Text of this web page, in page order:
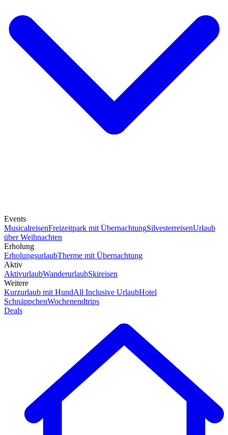
Events
MusicalreisenFreizeitpark mit ÜbernachtungSilvesterreisenUrlaub
über Weihnachten
Erholung
ErholungsurlaubTherme mit Übernachtung
Aktiv
AktivurlaubWanderurlaubSkireisen
Weitere
Kurzurlaub mit HundAll Inclusive UrlaubHotel
SchnäppchenWochenendtrips
Deals